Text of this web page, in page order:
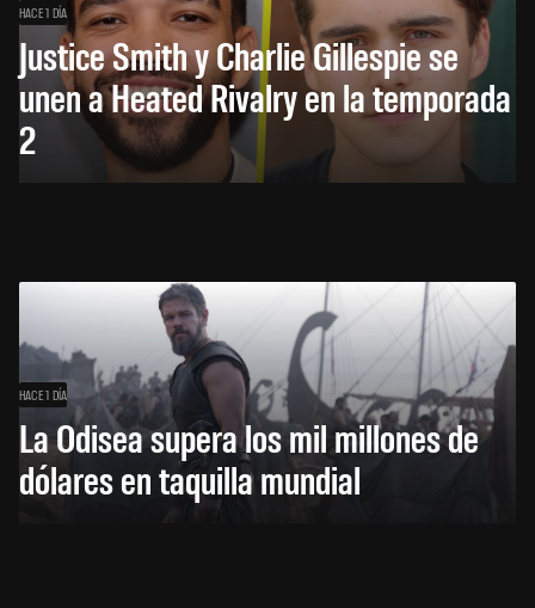
HACE 1 DÍA
Justice Smith y Charlie Gillespie se
unen a Heated Rivalry en la temporada
2
HACE 1 DÍA
La Odisea supera los mil millones de
dólares en taquilla mundial